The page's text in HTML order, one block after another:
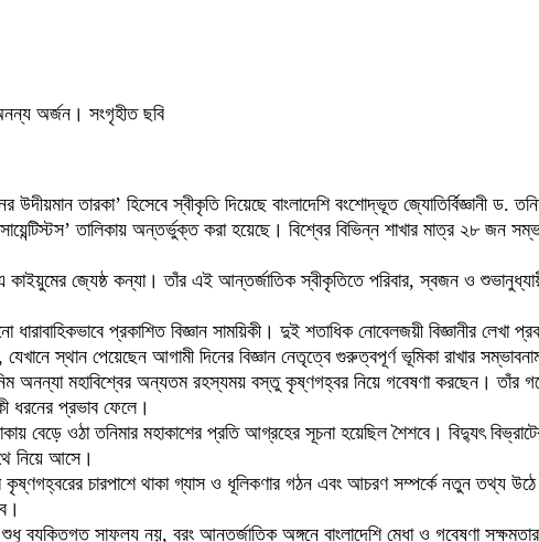
অর্জন। সংগৃহীত ছবি
উদীয়মান তারকা’ হিসেবে স্বীকৃতি দিয়েছে বাংলাদেশি বংশোদ্ভূত জ্যোতির্বিজ্ঞানী
তালিকায় অন্তর্ভুক্ত করা হয়েছে। বিশ্বের বিভিন্ন শাখার মাত্র ২৮ জন
জ্যেষ্ঠ কন্যা। তাঁর এই আন্তর্জাতিক স্বীকৃতিতে পরিবার, স্বজন ও
ধারাবাহিকভাবে প্রকাশিত বিজ্ঞান সাময়িকী। দুই শতাধিক নোবেলজয়ী বিজ্ঞানীর
স্থান পেয়েছেন আগামী দিনের বিজ্ঞান নেতৃত্বে গুরুত্বপূর্ণ ভূমিকা রাখার
অনন্যা মহাবিশ্বের অন্যতম রহস্যময় বস্তু কৃষ্ণগহ্বর নিয়ে গবেষণা করছেন।
ধরনের প্রভাব ফেলে।
বেড়ে ওঠা তনিমার মহাকাশের প্রতি আগ্রহের সূচনা হয়েছিল শৈশবে। বিদ্যুৎ
নিয়ে আসে।
কৃষ্ণগহ্বরের চারপাশে থাকা গ্যাস ও ধূলিকণার গঠন এবং আচরণ সম্পর্কে নতুন তথ্য উঠে
ব্যক্তিগত সাফল্য নয়, বরং আন্তর্জাতিক অঙ্গনে বাংলাদেশি মেধা ও গবেষণা